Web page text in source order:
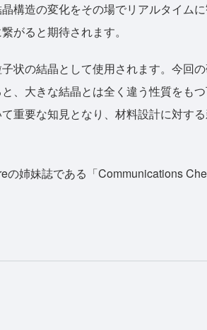
構造の変化をその場でリアルタイム
がると期待されます。
状の結晶として使用されます。今回
、大きな結晶とは全く違う性質をも
重要な知見となり、材料設計に対す
姉妹誌である「Communications